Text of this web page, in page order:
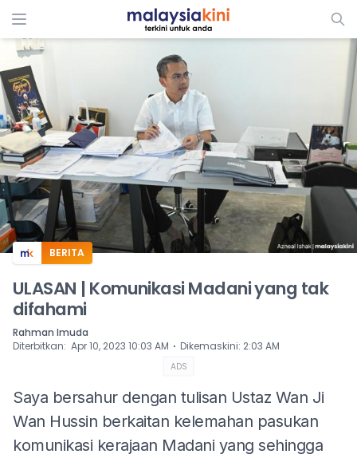
ADS
BERITA
ULASAN | Komunikasi Madani yang tak
difahami
Rahman Imuda
Diterbitkan: Apr 10, 2023 10:03 AM ⋅ Dikemaskini: 2:03 AM
ADS
Saya bersahur dengan tulisan Ustaz Wan Ji
Wan Hussin berkaitan kelemahan pasukan
komunikasi kerajaan Madani yang sehingga